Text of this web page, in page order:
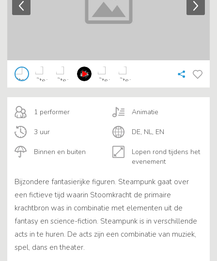
1 performer
Binnen en buiten
Animatie
3 uur
Lopen rond tijdens het
evenement
DE, NL, EN
Bijzondere fantasierijke figuren. Steampunk gaat over
een fictieve tijd waarin Stoomkracht de primaire
krachtbron was in combinatie met elementen uit de
fantasy en science-fiction. Steampunk is in verschillende
acts in te huren. De acts zijn een combinatie van muziek,
spel, dans en theater.